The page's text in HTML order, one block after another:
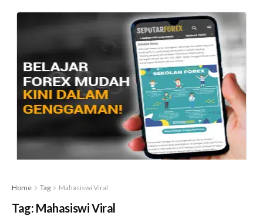
Home Tag Mahasiswi Viral
Tag: Mahasiswi Viral